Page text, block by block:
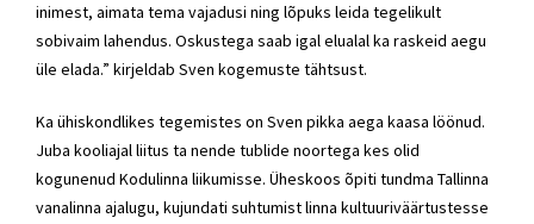
inimest, aimata tema vajadusi ning lõpuks leida tegelikult
sobivaim lahendus. Oskustega saab igal elualal ka raskeid aegu
üle elada.” kirjeldab Sven kogemuste tähtsust.
Ka ühiskondlikes tegemistes on Sven pikka aega kaasa löönud.
Juba kooliajal liitus ta nende tublide noortega kes olid
kogunenud Kodulinna liikumisse. Üheskoos õpiti tundma Tallinna
vanalinna ajalugu, kujundati suhtumist linna kultuuriväärtustesse